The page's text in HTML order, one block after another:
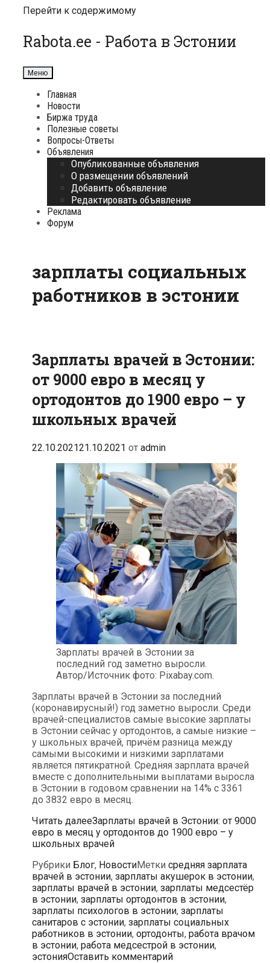
Перейти к содержимому
Rabota.ee - Работа в Эстонии
Меню
Главная
Новости
Биржа труда
Полезные советы
Вопросы-Ответы
Объявления
Опубликованные объявления
О размещении объявлений
Добавить объявление
Редактировать объявление
Реклама
Форум
зарплаты социальных
работников в эстонии
Зарплаты врачей в Эстонии:
от 9000 евро в месяц у
ортодонтов до 1900 евро – у
школьных врачей
22.10.202121.10.2021 от admin
Зарплаты врачей в Эстонии за
последний год заметно выросли.
Автор/Источник фото: Pixabay.com.
Зарплаты врачей в Эстонии за последний
(коронавирусный!) год заметно выросли. Среди
врачей-специалистов самые высокие зарплаты
в Эстонии сейчас у ортодонтов, а самые низкие –
у школьных врачей, причём разница между
самыми высокими и низкими зарплатами
является пятикратной. Средняя зарплата врачей
вместе с дополнительными выплатами выросла
в Эстонии в годовом сравнении на 14% с 3361
до 3832 евро в месяц.
Читать далееЗарплаты врачей в Эстонии: от 9000
евро в месяц у ортодонтов до 1900 евро – у
школьных врачей
Рубрики Блог, НовостиМетки cредняя зарплата
врачей в эстонии, зарплаты акушерок в эстонии,
зарплаты врачей в эстонии, зарплаты медсестёр
в эстонии, зарплаты ортодонтов в эстонии,
зарплаты психологов в эстонии, зарплаты
санитаров с эстонии, зарплаты социальных
работников в эстонии, ортодонты, работа врачом
в эстонии, работа медсестрой в эстонии,
эстонияОставить комментарий